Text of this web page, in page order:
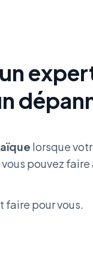
lorsque
pouvez
faire pour vous.